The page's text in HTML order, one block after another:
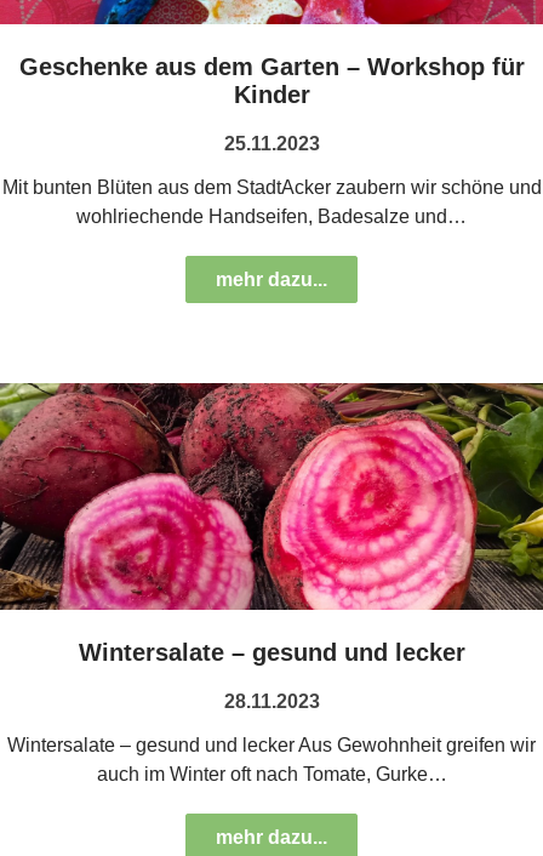
Geschenke aus dem Garten – Workshop für
Kinder
25.11.2023
Mit bunten Blüten aus dem StadtAcker zaubern wir schöne und
wohlriechende Handseifen, Badesalze und…
mehr dazu...
Wintersalate – gesund und lecker
28.11.2023
Wintersalate – gesund und lecker Aus Gewohnheit greifen wir
auch im Winter oft nach Tomate, Gurke…
mehr dazu...